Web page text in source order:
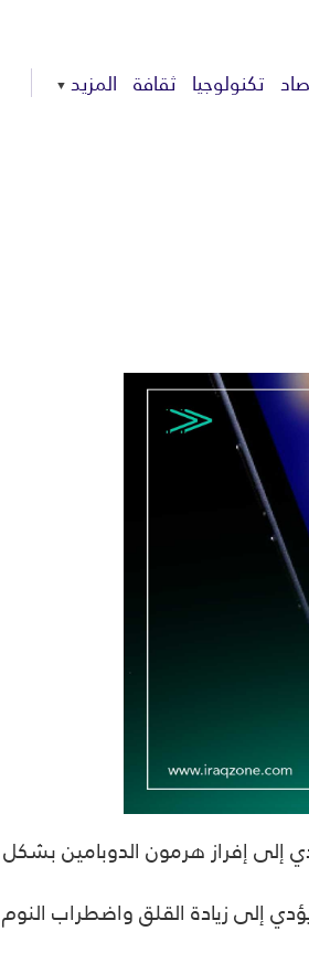
تكنولوجيا ثقافة المزيد
إلى إفراز هرمون الدوبامين
إلى زيادة القلق واضطراب